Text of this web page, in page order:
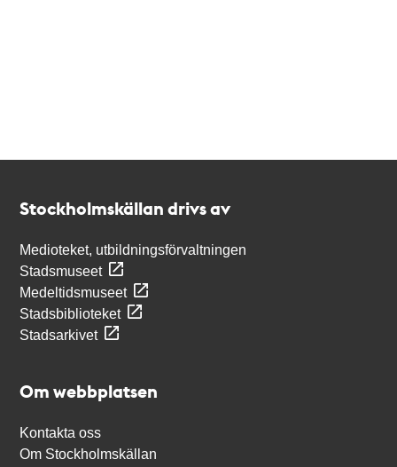
Stockholmskällan drivs av
Medioteket, utbildningsförvaltningen
Stadsmuseet
Medeltidsmuseet
Stadsbiblioteket
Stadsarkivet
Om webbplatsen
Kontakta oss
Om Stockholmskällan